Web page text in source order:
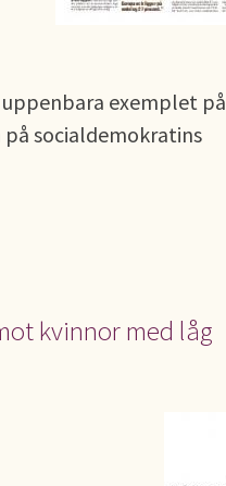
exemplet på
socialdemokratins
kvinnor med låg